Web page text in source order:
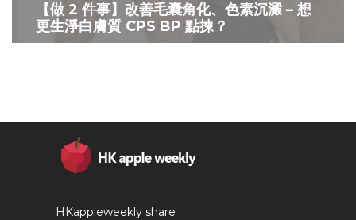
【做 2 件事】改善毛囊角化、色素沉澱 – 想
更生淨白膚質 CPS BP 點揀？
HKappleweekly share